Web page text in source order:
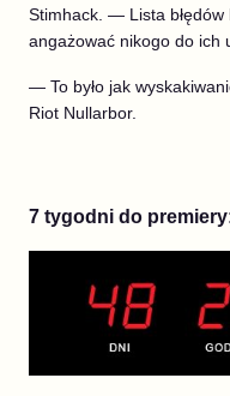
Stimhack. — Lista błędów
angażować nikogo do ich
— To było jak
Riot Nullarbor.
7 tygodni do